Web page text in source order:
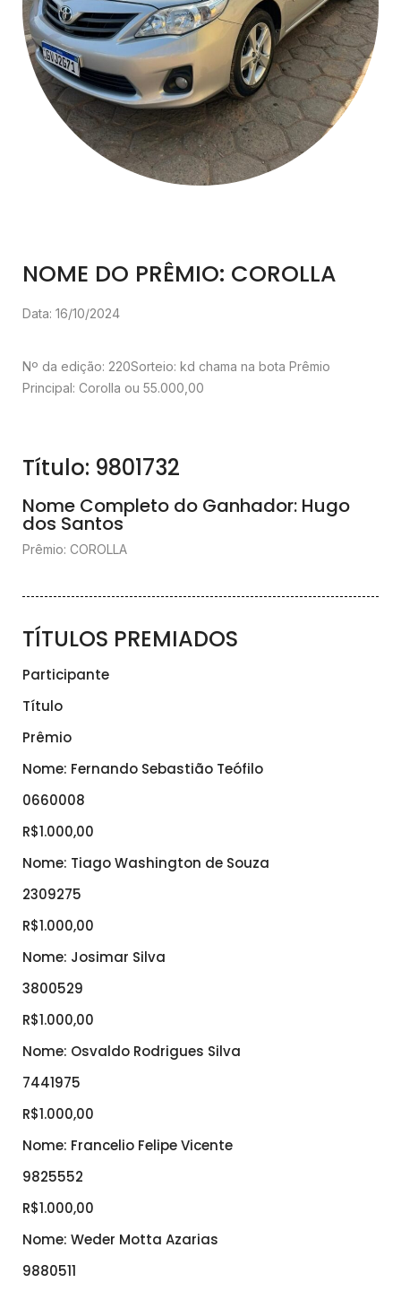
NOME DO PRÊMIO: COROLLA
Data: 16/10/2024
Nº da edição: 220Sorteio: kd chama na bota Prêmio
Principal: Corolla ou 55.000,00
Título: 9801732
Nome Completo do Ganhador: Hugo
dos Santos
Prêmio: COROLLA
TÍTULOS PREMIADOS
Participante
Título
Prêmio
Nome: Fernando Sebastião Teófilo
0660008
R$1.000,00
Nome: Tiago Washington de Souza
2309275
R$1.000,00
Nome: Josimar Silva
3800529
R$1.000,00
Nome: Osvaldo Rodrigues Silva
7441975
R$1.000,00
Nome: Francelio Felipe Vicente
9825552
R$1.000,00
Nome: Weder Motta Azarias
9880511